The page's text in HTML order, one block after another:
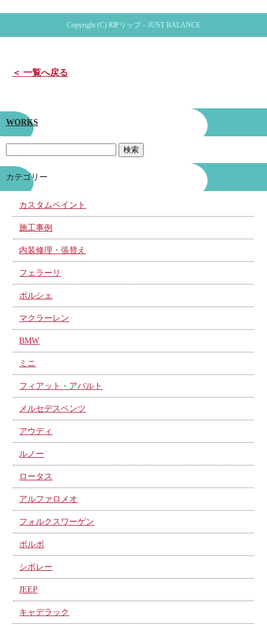
Copyright (C) RIPリップ – JUST BALANCE
＜ 一覧へ戻る
WORKS
カテゴリー
カスタムペイント
施工事例
内装修理・張替え
フェラーリ
ポルシェ
マクラーレン
BMW
ミニ
フィアット・アバルト
メルセデスベンツ
アウディ
ルノー
ロータス
アルファロメオ
フォルクスワーゲン
ボルボ
シボレー
JEEP
キャデラック